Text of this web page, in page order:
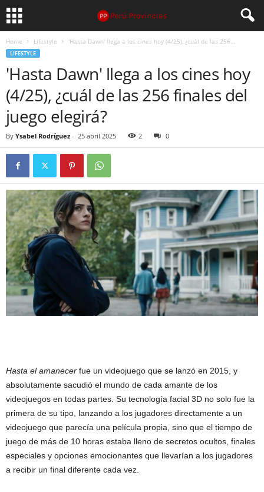
Home Lifestyle 'Hasta Dawn' llega a los cines hoy (4/25), ¿cuál de las 256...
LIFESTYLE
'Hasta Dawn' llega a los cines hoy
(4/25), ¿cuál de las 256 finales del
juego elegirá?
By Ysabel Rodríguez - 25 abril 2025 2 0
Hasta el amanecer fue un videojuego que se lanzó en 2015, y
absolutamente sacudió el mundo de cada amante de los
videojuegos en todas partes. Su tecnología facial 3D no solo fue la
primera de su tipo, lanzando a los jugadores directamente a un
videojuego que parecía una película propia, sino que el tiempo de
juego de más de 10 horas estaba lleno de secretos ocultos, finales
especiales y opciones emocionantes que llevarían a los jugadores
a recibir un final diferente cada vez.